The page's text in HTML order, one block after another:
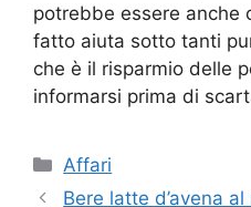
potrebbe essere anche
fatto aiuta sotto tanti
che è il risparmio delle
informarsi prima di
Categorie
Affari
Bere latte d’avena